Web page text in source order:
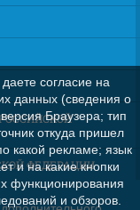
ФЕДЕРАЦИИ
согласие на
данных (сведения о
Браузера; тип
откуда пришел
какой рекламе; язык
и на какие кнопки
функционирования
и обзоров.